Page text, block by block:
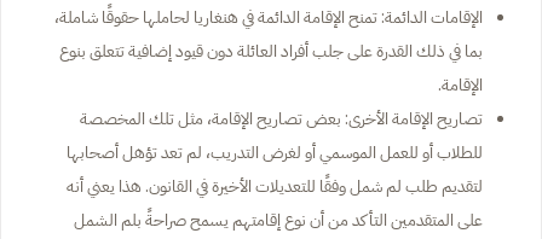
الإقامات الدائمة: تمنح الإقامة الدائمة في هنغاريا لحاملها حقوقًا شاملة،
بما في ذلك القدرة على جلب أفراد العائلة دون قيود إضافية تتعلق بنوع
الإقامة.
تصاريح الإقامة الأخرى: بعض تصاريح الإقامة، مثل تلك المخصصة
للطلاب أو للعمل الموسمي أو لغرض التدريب، لم تعد تؤهل أصحابها
لتقديم طلب لم شمل وفقًا للتعديلات الأخيرة في القانون. هذا يعني أنه
على المتقدمين التأكد من أن نوع إقامتهم يسمح صراحةً بلم الشمل